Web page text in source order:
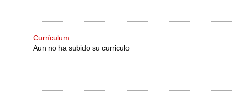
Currículum
Aun no ha subido su curriculo